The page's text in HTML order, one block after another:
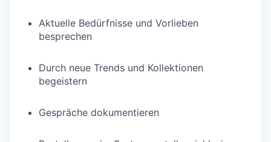
Aktuelle Bedürfnisse und Vorlieben
besprechen
Durch neue Trends und Kollektionen
begeistern
Gespräche dokumentieren